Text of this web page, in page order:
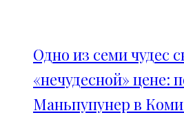
Одно из семи чудес
«нечудесной» цене:
Маньпупунер в Коми